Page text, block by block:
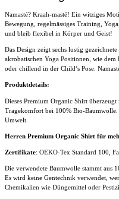
Menge
Namasté? Kraah-masté! Ein witziges
Bewegung, regelmässiges Training,
und bleib flexibel in Körper und Geist!
Das Design zeigt sechs lustig
akrobatischen Yoga Positionen, wie
oder chillend in der Child’s Pose.
Produktdetails:
Dieses Premium Organic Shirt
Tragekomfort bei 100% Bio-
Umwelt.
Herren Premium Organic Shirt für
Zertifikate: OEKO-Tex Standard 100,
Die verwendete Baumwolle stammt aus
Es wird keine Gentechnik verwendet,
Chemikalien wie Düngemittel oder